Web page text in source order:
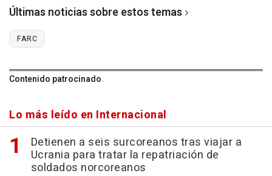
Últimas noticias sobre estos temas
FARC
Contenido patrocinado
Lo más leído en Internacional
Detienen a seis surcoreanos tras viajar a
Ucrania para tratar la repatriación de
soldados norcoreanos